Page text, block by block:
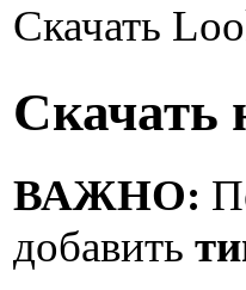
Скачать
Скачать
ВАЖНО:
добавить